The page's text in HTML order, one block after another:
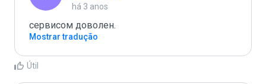
há 3 anos
сервисом доволен.
Mostrar tradução
Útil